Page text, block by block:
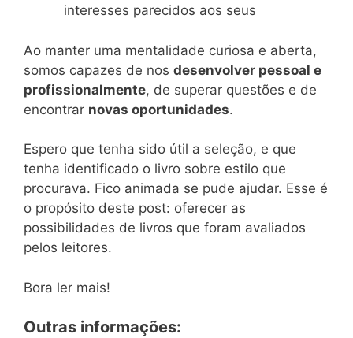
interesses parecidos aos seus
Ao manter uma mentalidade curiosa e aberta,
somos capazes de nos desenvolver pessoal e
profissionalmente, de superar questões e de
encontrar novas oportunidades.
Espero que tenha sido útil a seleção, e que
tenha identificado o livro sobre estilo que
procurava. Fico animada se pude ajudar. Esse é
o propósito deste post: oferecer as
possibilidades de livros que foram avaliados
pelos leitores.
Bora ler mais!
Outras informações: